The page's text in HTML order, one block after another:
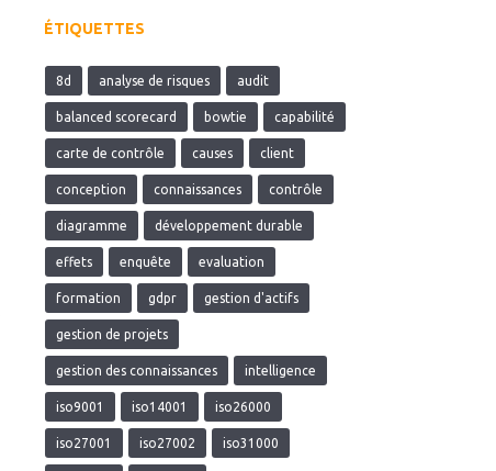
ÉTIQUETTES
8d analyse de risques audit
balanced scorecard bowtie capabilité
carte de contrôle causes client
conception connaissances contrôle
diagramme développement durable
effets enquête evaluation
formation gdpr gestion d'actifs
gestion de projets
gestion des connaissances intelligence
iso9001 iso14001 iso26000
iso27001 iso27002 iso31000